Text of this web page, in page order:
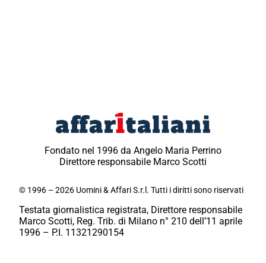
Fondato nel 1996 da Angelo Maria Perrino
Direttore responsabile Marco Scotti
© 1996 – 2026 Uomini & Affari S.r.l. Tutti i diritti sono riservati
Testata giornalistica registrata, Direttore responsabile
Marco Scotti, Reg. Trib. di Milano n° 210 dell’11 aprile
1996 – P.I. 11321290154